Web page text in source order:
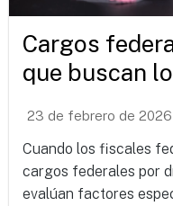
Cargos
que buscan
23 de febrero de 2026
Cuando los fiscales
cargos federales por
evalúan factores